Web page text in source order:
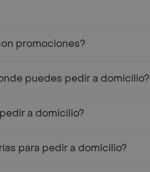
promociones?
puedes pedir a domicilio?
a domicilio?
para pedir a domicilio?